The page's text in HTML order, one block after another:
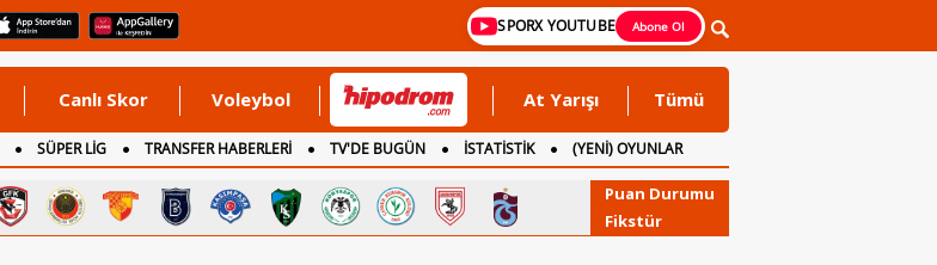
SPORX YOUTUBE Abone Ol
Canlı Skor Voleybol At Yarışı Tümü
SÜPER LİG TRANSFER HABERLERİ TV'DE BUGÜN İSTATİSTİK
(YENİ) OYUNLAR
Puan Durumu
Fikstür